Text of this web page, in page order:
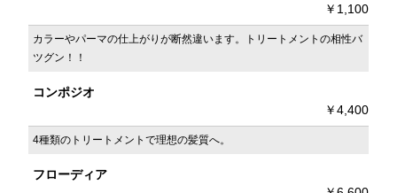
￥1,100
カラーやパーマの仕上がりが断然違います。トリートメントの相性バ
ツグン！！
コンポジオ
￥4,400
4種類のトリートメントで理想の髪質へ。
フローディア